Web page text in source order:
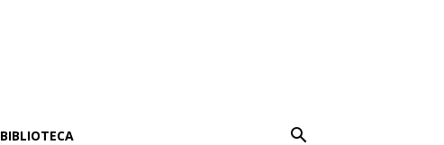
BIBLIOTECA